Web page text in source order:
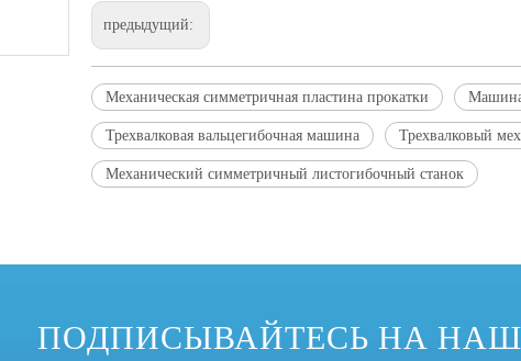
предыдущий:
Механическая симметричная пластина прокатки Машина
Трехвалковая вальцегибочная машина Трехвалковый
Механический симметричный листогибочный станок
ПОДПИСЫВАЙТЕСЬ НА